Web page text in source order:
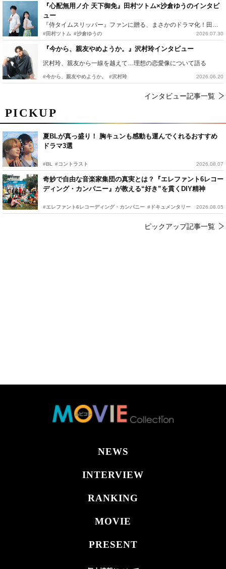
PICKUP
夏BLが真っ盛り！ 胸キュンも感動も運んでくれるおすすめ
ドラマ3選
#BL #コントラスト 2026.08.07
奇妙で自由な音楽家集団の真実とは？『エレファント6レコー
ディング・カンパニー』が教える“好き”を貫くDIY精神
#エレファント6レコーディング・カンパニー #ドキュメンタリー 2026.08.05
ピックアップ記事一覧
『心配無用ノ介 天下御免』田村ツトム×沙倉ゆうのインタビ
ュー
『侍タイムスリッパー』ファンに贈る、まさかのドラマ化！田村ツトム×沙倉ゆうのが語る『心配無用ノ介』撮影秘話
#田村ツトム #沙倉ゆうの 2026.07.30
『今から、親友やめようか。』沢村玲インタビュー
沢村玲、親友から一線を越えて…理想の恋愛像について語る
#今から、親友やめようか。 #沢村玲 2026.06.20
インタビュー記事一覧
NEWS
INTERVIEW
RANKING
MOVIE
PRESENT